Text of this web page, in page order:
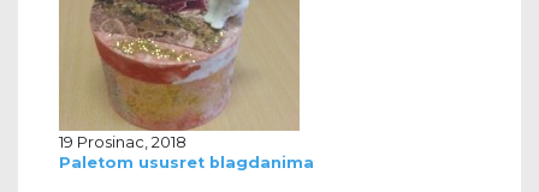
19 Prosinac, 2018
Paletom ususret blagdanima